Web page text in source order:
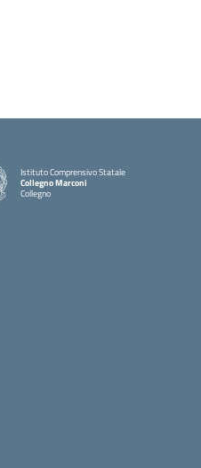
Istituto Comprensivo Statale
Collegno Marconi
Collegno